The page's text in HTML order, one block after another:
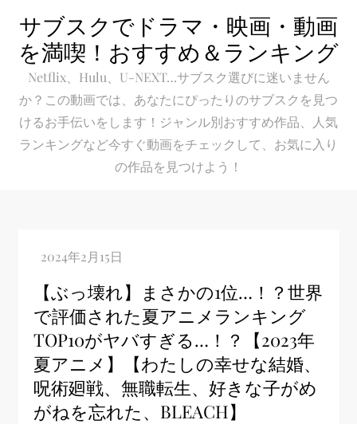
content
サブスクでドラマ・映画・動画
を満喫！おすすめ＆ランキング
Netflix、Hulu、U-NEXT…サブスク選びに迷いません
か？この動画では、あなたにぴったりのサブスクを見つ
けるお手伝いをします！ジャンル別おすすめ作品、人気
ランキングなど今すぐ動画をチェックして、お気に入り
の作品を見つけよう！
【ぶっ壊れ】まさかの1位…！？世界
で評価された夏アニメランキング
TOP10がヤバすぎる…！？【2023年
夏アニメ】【わたしの幸せな結婚、
呪術廻戦、無職転生、好きな子がめ
がねを忘れた、BLEACH】